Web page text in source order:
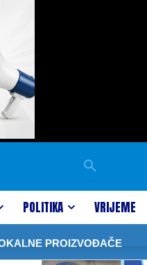
POLITIKA VRIJEME
PROIZVOĐAČE U